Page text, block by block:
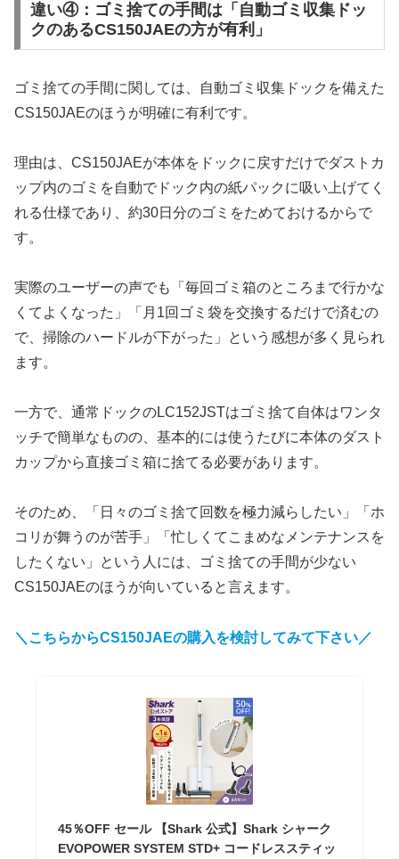
違い④：ゴミ捨ての手間は「自動ゴミ収集ドッ
クのあるCS150JAEの方が有利」
ゴミ捨ての手間に関しては、自動ゴミ収集ドックを備えた
CS150JAEのほうが明確に有利です。
理由は、CS150JAEが本体をドックに戻すだけでダストカ
ップ内のゴミを自動でドック内の紙パックに吸い上げてく
れる仕様であり、約30日分のゴミをためておけるからで
す。
実際のユーザーの声でも「毎回ゴミ箱のところまで行かな
くてよくなった」「月1回ゴミ袋を交換するだけで済むの
で、掃除のハードルが下がった」という感想が多く見られ
ます。
一方で、通常ドックのLC152JSTはゴミ捨て自体はワンタ
ッチで簡単なものの、基本的には使うたびに本体のダスト
カップから直接ゴミ箱に捨てる必要があります。
そのため、「日々のゴミ捨て回数を極力減らしたい」「ホ
コリが舞うのが苦手」「忙しくてこまめなメンテナンスを
したくない」という人には、ゴミ捨ての手間が少ない
CS150JAEのほうが向いていると言えます。
＼こちらからCS150JAEの購入を検討してみて下さい／
45％OFF セール 【Shark 公式】Shark シャーク
EVOPOWER SYSTEM STD+ コードレススティッ